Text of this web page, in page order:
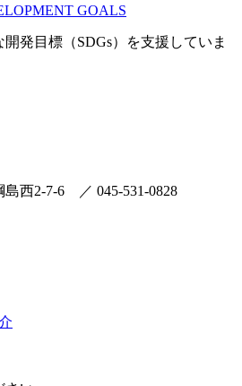
発目標（SDGs）を支援していま
島西2-7-6 ／ 045-531-0828